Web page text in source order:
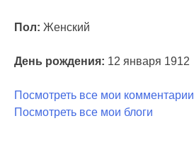
Пол: Женский
День рождения: 12 января 1912
Посмотреть все мои комментарии
Посмотреть все мои блоги